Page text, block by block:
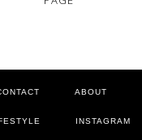
ABOUT
INSTAGRAM